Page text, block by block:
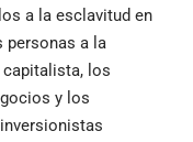
a la esclavitud en
personas a la
capitalista, los
y los